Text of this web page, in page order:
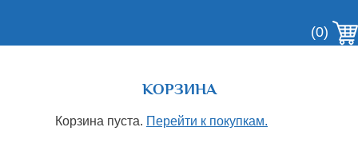
(0)
КОРЗИНА
Корзина пуста. Перейти к покупкам.